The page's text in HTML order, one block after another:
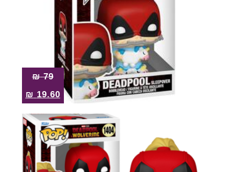
79
₪
19.60
₪